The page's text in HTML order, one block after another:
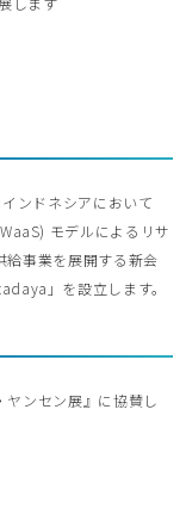
ンドネシアにおいて
モデルによるリサ
給事業を展開する新会
」を設立します。
ヤンセン展』に協賛し